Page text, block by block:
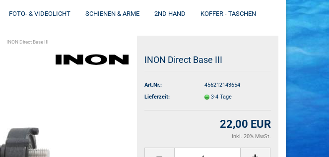
Konto erstellen
FOTO- & VIDEOLICHT SCHIENEN & ARME 2ND HAND KOFFER - TASCHEN
INON Direct Base III
INON Direct Base III
Art.Nr.:
456212143654
Lieferzeit:
3-4 Tage
22,00 EUR
inkl. 20% MwSt.